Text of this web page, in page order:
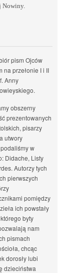
Nowiny.
pism Ojców
na przełonie I i II
Anny
obszerny
prezentowanych
pisarzy
utwory
w
Didache, Listy
Autorzy tych
pierwszych
pomiędzy
ich powstały
byty
nam
pismach
chcąc
dorosły lubi
dzieciństwa